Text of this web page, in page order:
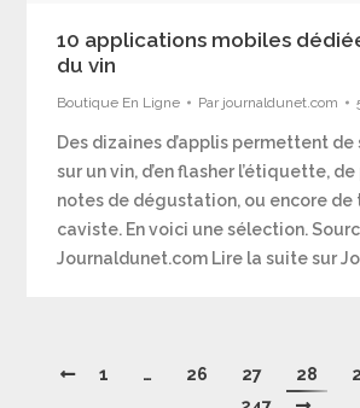
10 applications mobiles
du vin
Boutique En Ligne Par journaldunet.com
Des dizaines d’applis permettent de
sur un vin, d’en flasher l’étiquette,
notes de dégustation, ou encore de
caviste. En voici une sélection.
Journaldunet.com Lire la suite sur
1 … 26 27 28